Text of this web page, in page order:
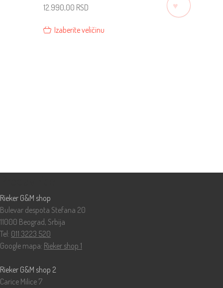
12.990,00 RSD
Izaberite veličinu
Rieker G&M shop
Bulevar despota Stefana 20
11000 Beograd, Srbija
Tel: 011 3223 520
Google mapa: Rieker shop 1
Rieker G&M shop 2
Carice Milice 7